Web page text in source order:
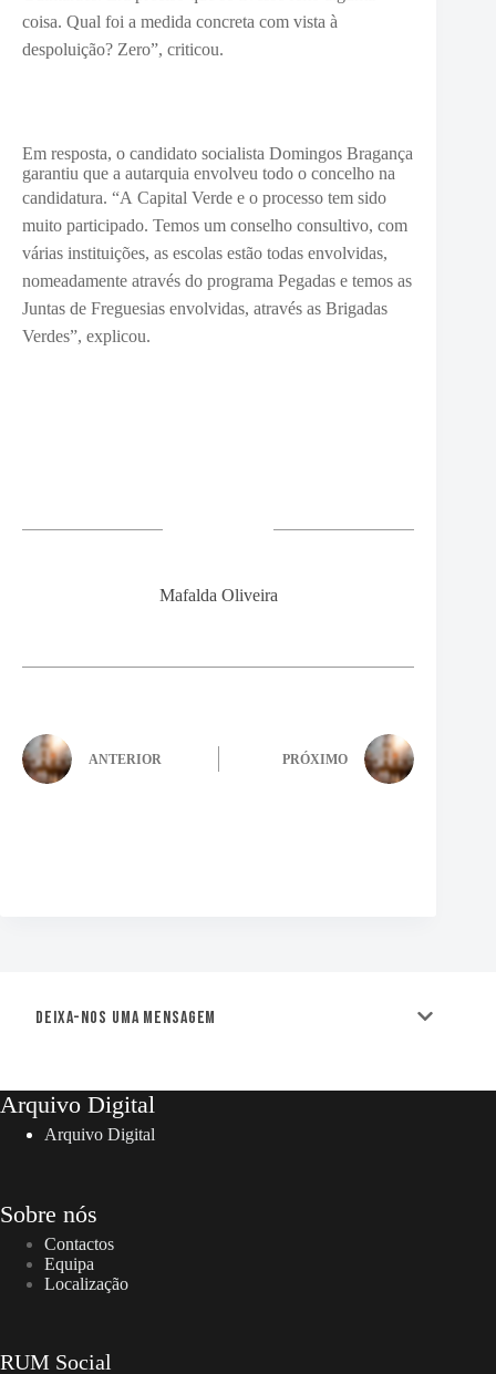
coisa. Qual foi a medida concreta com vista à
despoluição? Zero”, criticou.
Em resposta, o candidato socialista Domingos Bragança
garantiu que a autarquia envolveu todo o concelho na
candidatura. “A Capital Verde e o processo tem sido
muito participado. Temos um conselho consultivo, com
várias instituições, as escolas estão todas envolvidas,
nomeadamente através do programa Pegadas e temos as
Juntas de Freguesias envolvidas, através as Brigadas
Verdes”, explicou.
Mafalda Oliveira
ANTERIOR PRÓXIMO
Deixa-nos uma mensagem
Arquivo Digital
Arquivo Digital
Sobre nós
Contactos
Equipa
Localização
RUM Social